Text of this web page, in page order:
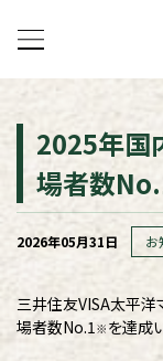
2025年国
場者数
2026年05月31日 お
三井住友VISA太平洋
場者数No.1※ を達成